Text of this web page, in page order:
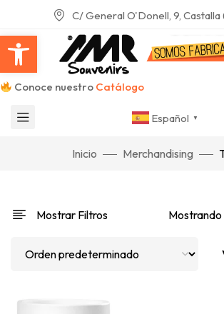
Abrir barra de
C/ General O'Donell, 9, Castalla
Conoce nuestro Catálogo
Español ▼
Inicio Merchandising
Mostrar Filtros Mostrando